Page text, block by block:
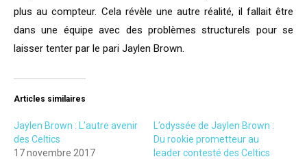
plus au compteur. Cela révèle une autre réalité, il fallait être
dans une équipe avec des problèmes structurels pour se
laisser tenter par le pari Jaylen Brown.
Articles similaires
Jaylen Brown : L’autre avenir
des Celtics
17 novembre 2017
L’odyssée de Jaylen Brown :
Du rookie prometteur au
leader contesté des Celtics